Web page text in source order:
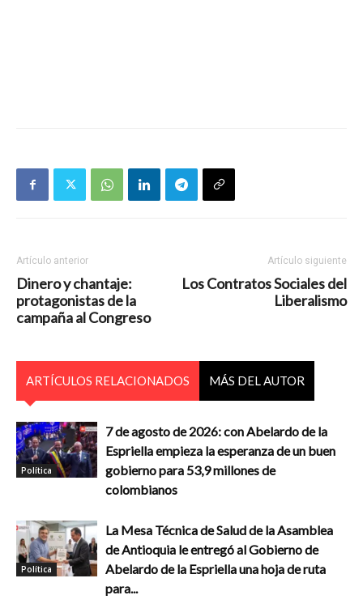
Artículo anterior
Dinero y chantaje:
protagonistas de la
campaña al Congreso
Artículo siguiente
Los Contratos Sociales del
Liberalismo
ARTÍCULOS RELACIONADOS MÁS DEL AUTOR
Política
7 de agosto de 2026: con Abelardo de la
Espriella empieza la esperanza de un buen
gobierno para 53,9 millones de
colombianos
Política
La Mesa Técnica de Salud de la Asamblea
de Antioquia le entregó al Gobierno de
Abelardo de la Espriella una hoja de ruta
para...